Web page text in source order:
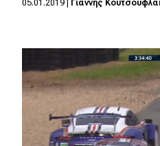
05.01.2019 Γιάννης